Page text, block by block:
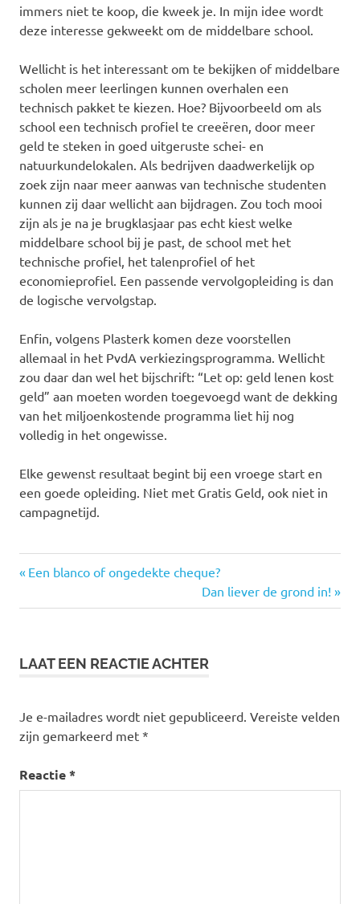
immers niet te koop, die kweek je. In mijn idee wordt
deze interesse gekweekt om de middelbare school.
Wellicht is het interessant om te bekijken of middelbare
scholen meer leerlingen kunnen overhalen een
technisch pakket te kiezen. Hoe? Bijvoorbeeld om als
school een technisch profiel te creeëren, door meer
geld te steken in goed uitgeruste schei- en
natuurkundelokalen. Als bedrijven daadwerkelijk op
zoek zijn naar meer aanwas van technische studenten
kunnen zij daar wellicht aan bijdragen. Zou toch mooi
zijn als je na je brugklasjaar pas echt kiest welke
middelbare school bij je past, de school met het
technische profiel, het talenprofiel of het
economieprofiel. Een passende vervolgopleiding is dan
de logische vervolgstap.
Enfin, volgens Plasterk komen deze voorstellen
allemaal in het PvdA verkiezingsprogramma. Wellicht
zou daar dan wel het bijschrift: “Let op: geld lenen kost
geld” aan moeten worden toegevoegd want de dekking
van het miljoenkostende programma liet hij nog
volledig in het ongewisse.
Elke gewenst resultaat begint bij een vroege start en
een goede opleiding. Niet met Gratis Geld, ook niet in
campagnetijd.
proefballon
studie
Bericht
navigatie
Vorige
Een blanco of ongedekte cheque?
Volgende
bericht:
Dan liever de grond in!
LAAT EEN REACTIE ACHTER
Je e-mailadres wordt niet gepubliceerd. Vereiste velden
zijn gemarkeerd met *
Reactie*